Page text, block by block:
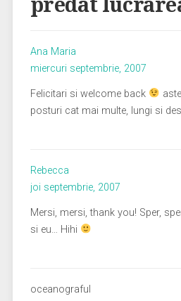
predat
Ana Maria
miercuri septembrie, 2007
Felicitari si welcome back
posturi cat mai multe, lungi si
Rebecca
joi septembrie, 2007
Mersi, mersi, thank you! Sper,
si eu… Hihi
oceanograful